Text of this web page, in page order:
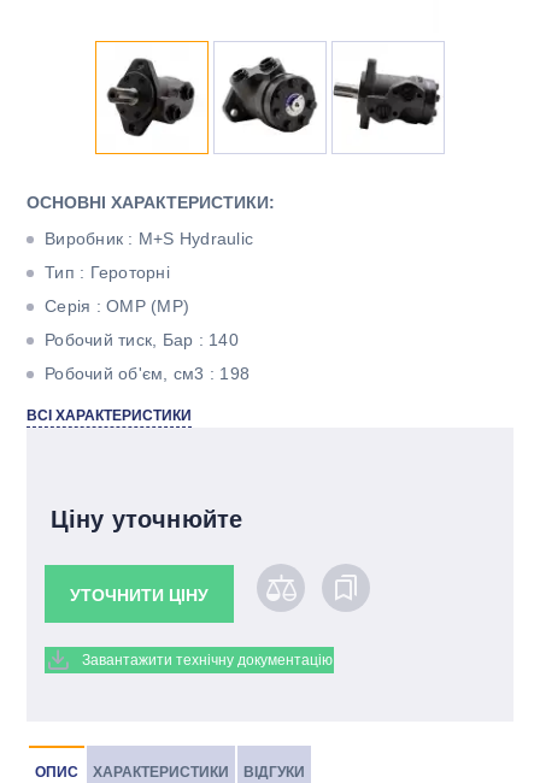
ОСНОВНІ ХАРАКТЕРИСТИКИ:
Виробник : M+S Hydraulic
Тип : Героторні
Серія : OMР (MР)
Робочий тиск, Бар : 140
Робочий об'єм, см3 : 198
Максимальний крутний момент, Н * м : 366
ВСІ ХАРАКТЕРИСТИКИ
Ціну уточнюйте
УТОЧНИТИ ЦІНУ
Завантажити технічну документацію
ОПИС ХАРАКТЕРИСТИКИ ВІДГУКИ